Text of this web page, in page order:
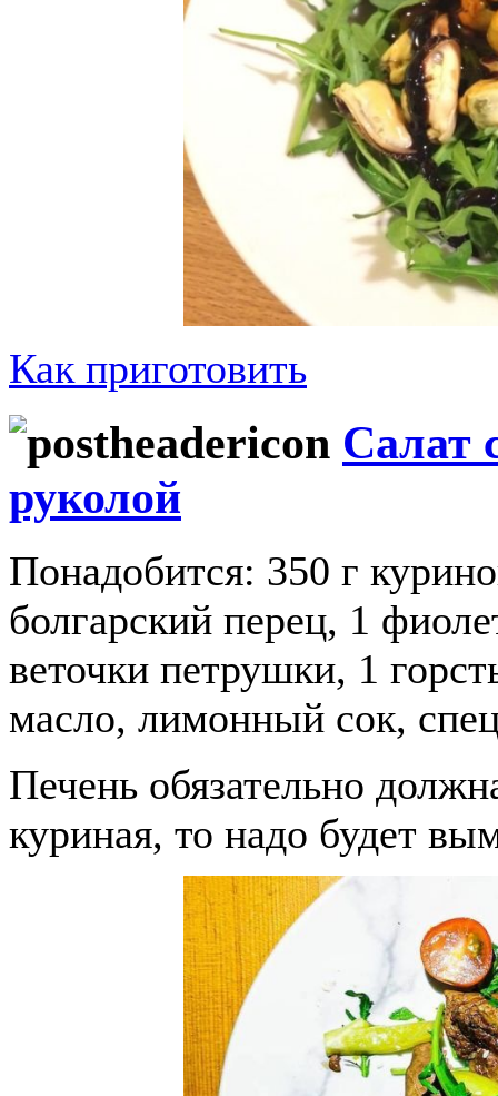
Как приготовить
Салат
руколой
Понадобится: 350 г
болгарский перец, 1
веточки петрушки, 1
масло, лимонный сок,
Печень обязательно
куриная, то надо будет